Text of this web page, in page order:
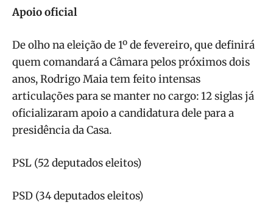
Apoio oficial
De olho na eleição de 1º de fevereiro, que definirá
quem comandará a Câmara pelos próximos dois
anos, Rodrigo Maia tem feito intensas
articulações para se manter no cargo: 12 siglas já
oficializaram apoio a candidatura dele para a
presidência da Casa.
PSL (52 deputados eleitos)
PSD (34 deputados eleitos)